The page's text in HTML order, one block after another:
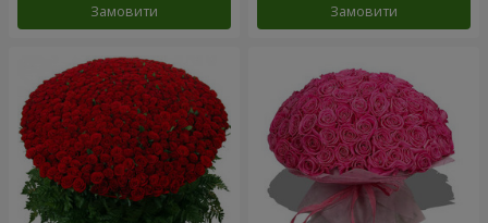
Замовити Замовити